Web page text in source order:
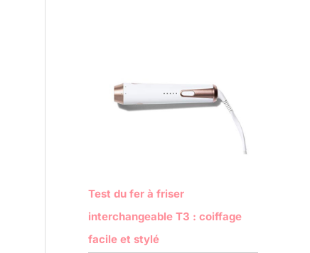
Test du fer à friser
interchangeable T3 : coiffage
facile et stylé